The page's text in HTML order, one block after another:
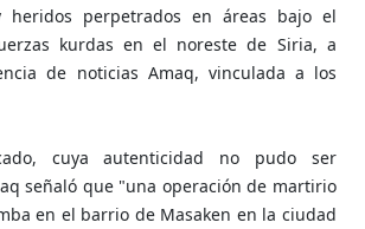
heridos perpetrados en áreas bajo el
kurdas en el noreste de Siria, a
de noticias Amaq, vinculada a los
cuya autenticidad no pudo ser
señaló que "una operación de martirio
en el barrio de Masaken en la ciudad